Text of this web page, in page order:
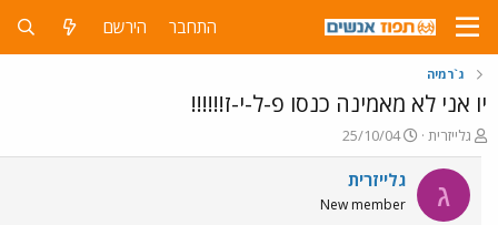
התחבר הירשם
ג`רמיה
יו אני לא מאמינה כנסו פ-ל-י-ז!!!!!!
פ
ו
ת
ח
ה
גלייזרית
פ
ו
ר
ם
25/10/04
ג גלייזרית
New member